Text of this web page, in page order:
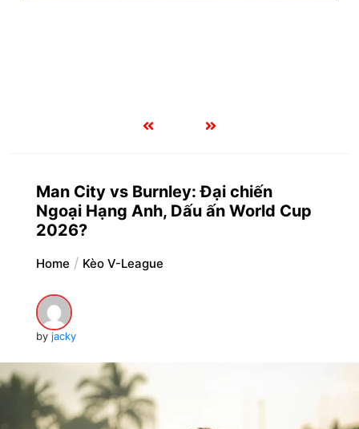
Man City vs Burnley: Đại chiến
Ngoại Hạng Anh, Dấu ấn World Cup
2026?
Home Kèo V-League
by jacky